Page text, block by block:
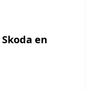
en